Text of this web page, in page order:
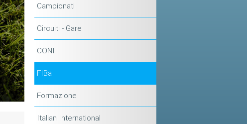
Campionati
Circuiti - Gare
CONI
FIBa
Formazione
Italian International